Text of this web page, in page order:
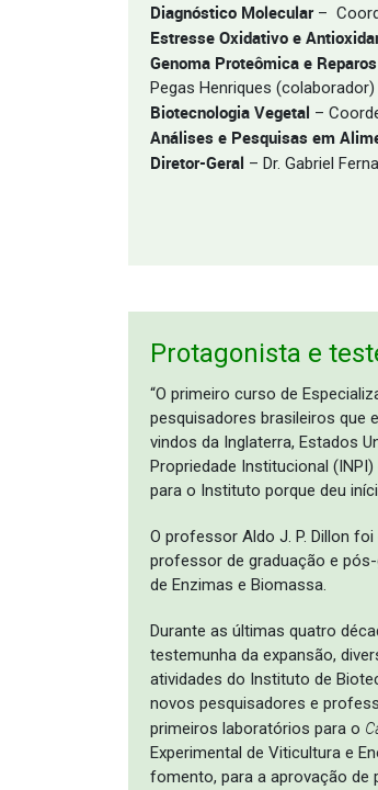
Diagnóstico Molecular–
Estresse Oxidativo e
Genoma Proteômica e
Pegas Henriques (colaborador)
Biotecnologia Vegetal –
Análises e Pesquisas em
Diretor-Geral – Dr. Gabriel
Protagonista e
“O primeiro curso de
pesquisadores brasileiros que
vindos da Inglaterra, Estados
Propriedade Institucional
para o Instituto porque deu
O professor Aldo J. P. Dillon
professor de graduação e
de Enzimas e Biomassa.
Durante as últimas quatro
testemunha da expansão,
atividades do Instituto de
novos pesquisadores e
primeiros laboratórios para o
Experimental de Viticultura e
fomento, para a aprovação de